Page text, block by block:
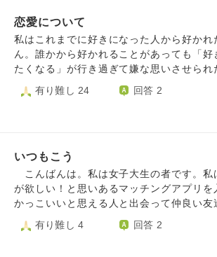
持ちになります。 確かに少し気が強く、子
もありますが、素直に自分を出すことはだ
か。 ネットなどにはそういう人は理想が
ますが、そんなに自分のレベルって低いの
モテるとは言えない気がしてきました。
恋愛について
私はこれまでに好きになった人から好かれ
ん。誰かから好かれることがあっても「好
たくなる」が行き過ぎて嫌な思いさせられ
気がないのでしょうが私にとってはすごく
と恋愛にいい思い出がありません。 男の人が未だになんと
て辛いです。 信頼できる友人からアドバイスをしてもらっ
て距離を縮めようとしても上手くいきま
る感じもするし、彼と話す時の自分はいつ
いるような気がして違和感があります。 好きになってもら
も、痩せたくて食べないせいで肌が荒れた
有り難し 24 回答 2
いつもこう
こんばんは。私は女子大生の者です。私
が欲しい！と思いあるマッチングアプリを
かっこいいと思える人と出会って仲良い友
なと思ったのがきっかけです。そのマッチ
初めて会った時、彼は私のタイプの男性で
有り難し 4 回答 2